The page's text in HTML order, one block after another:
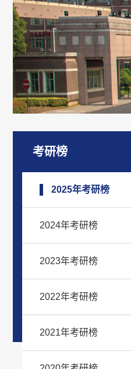
考研榜
2025年考研榜
2024年考研榜
2023年考研榜
2022年考研榜
2021年考研榜